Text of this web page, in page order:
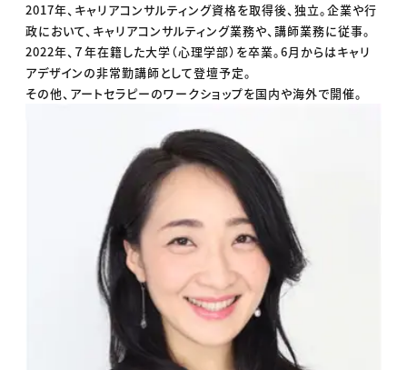
2017年、キャリアコンサルティング資格を取得後、独立。企業や行
政において、キャリアコンサルティング業務や、講師業務に従事。
2022年、７年在籍した大学（心理学部）を卒業。6月からはキャリ
アデザインの非常勤講師として登壇予定。
その他、アートセラピーのワークショップを国内や海外で開催。